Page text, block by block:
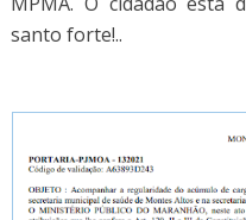
santo forte!..